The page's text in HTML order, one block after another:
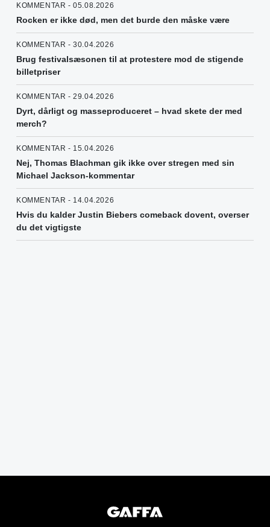
KOMMENTAR - 05.08.2026
Rocken er ikke død, men det burde den måske være
KOMMENTAR - 30.04.2026
Brug festivalsæsonen til at protestere mod de stigende
billetpriser
KOMMENTAR - 29.04.2026
Dyrt, dårligt og masseproduceret – hvad skete der med
merch?
KOMMENTAR - 15.04.2026
Nej, Thomas Blachman gik ikke over stregen med sin
Michael Jackson-kommentar
KOMMENTAR - 14.04.2026
Hvis du kalder Justin Biebers comeback dovent, overser
du det vigtigste